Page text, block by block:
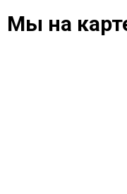
Мы на